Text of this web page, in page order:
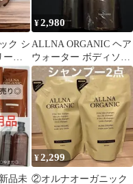
ク シ
ート
¥2,980
ALLNA ORGANIC ヘア
ウォーター ボディソー
プ セット
品未
¥2,299
②オルナオーガニック